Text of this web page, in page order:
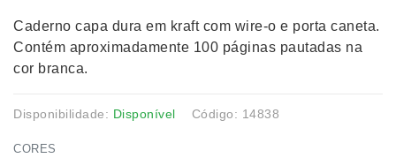
Caderno capa dura em kraft com wire-o e porta caneta.
Contém aproximadamente 100 páginas pautadas na
cor branca.
Disponibilidade: Disponível Código: 14838
CORES